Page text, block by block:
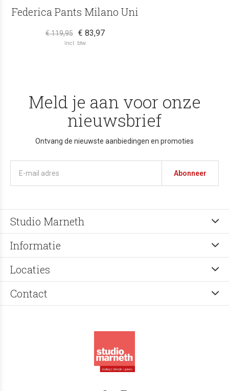
Federica Pants Milano Uni
€ 119,95 € 83,97
Incl. btw
Meld je aan voor onze
nieuwsbrief
Ontvang de nieuwste aanbiedingen en promoties
Abonneer
Studio Marneth
Informatie
Locaties
Contact